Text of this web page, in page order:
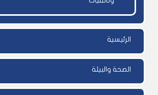
الرئيسية
الصحة والبيئة